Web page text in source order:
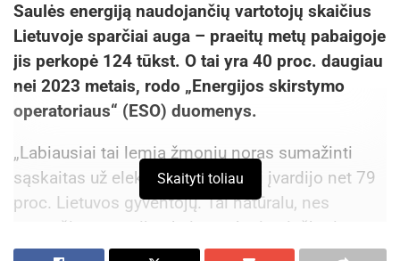
Saulės energiją naudojančių vartotojų skaičius
Lietuvoje sparčiai auga – praeitų metų pabaigoje
jis perkopė 124 tūkst. O tai yra 40 proc. daugiau
nei 2023 metais, rodo „Energijos skirstymo
operatoriaus“ (ESO) duomenys.
„Labiausiai tai lemia žmonių noras sumažinti
sąskaitas už elektrą. Šią priežastį įvardijo net 79
proc. Lietuvos gyventojų. Tai natūralu, nes
augančios energijos kainos skatina ieškoti
ilgalaikių sprendimų, leidžiančių stabilizuoti
Skaityti toliau